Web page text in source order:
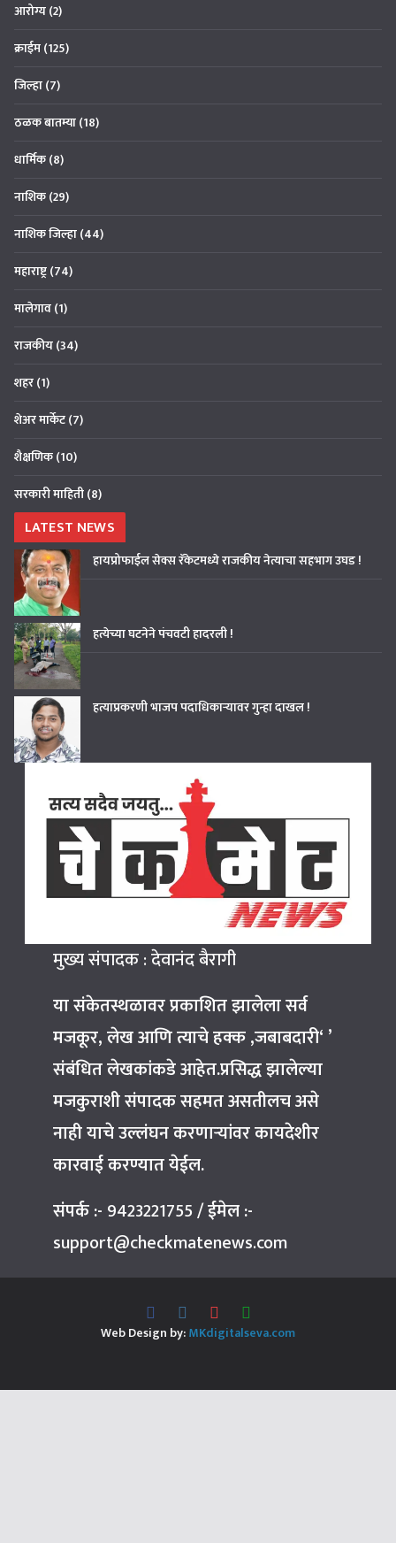
आरोग्य(2)
क्राईम(125)
जिल्हा(7)
ठळक बातम्या(18)
धार्मिक(8)
नाशिक(29)
नाशिक जिल्हा(44)
महाराष्ट्र(74)
मालेगाव(1)
राजकीय(34)
शहर(1)
शेअर मार्केट(7)
शैक्षणिक(10)
सरकारी माहिती(8)
LATEST NEWS
हायप्रोफाईल सेक्स रॅकेटमध्ये राजकीय नेत्याचा सहभाग उघड !
हत्येच्या घटनेने पंचवटी हादरली !
हत्याप्रकरणी भाजप पदाधिकाऱ्यावर गुन्हा दाखल !
मुख्य संपादक : देवानंद बैरागी
या संकेतस्थळावर प्रकाशित झालेला सर्व
मजकूर, लेख आणि त्याचे हक्क ,जबाबदारी‘ ’
संबंधित लेखकांकडे आहेत.प्रसिद्ध झालेल्या
मजकुराशी संपादक सहमत असतीलच असे
नाही याचे उल्लंघन करणाऱ्यांवर कायदेशीर
कारवाई करण्यात येईल.
संपर्क :- 9423221755/ईमेल :-
support@checkmatenews.com
Web Design by:MKdigitalseva.com